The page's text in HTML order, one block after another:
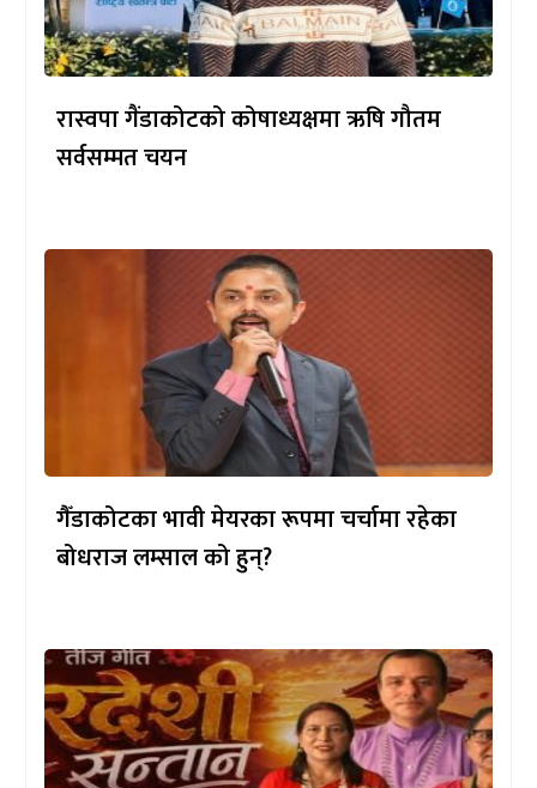
रास्वपा गैंडाकोटको कोषाध्यक्षमा ऋषि गौतम
सर्वसम्मत चयन
गैँडाकोटका भावी मेयरका रूपमा चर्चामा रहेका
बोधराज लम्साल को हुन्?